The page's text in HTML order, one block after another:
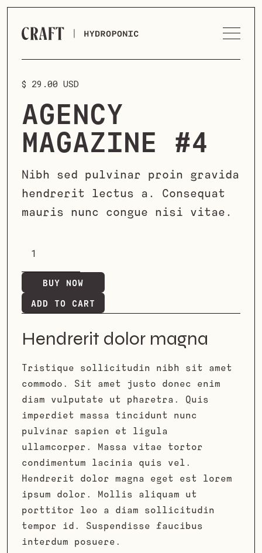
$ 29.00 USD
AGENCY
MAGAZINE #4
Nibh sed pulvinar proin gravida
hendrerit lectus a. Consequat
mauris nunc congue nisi vitae.
BUY NOW
Hendrerit dolor magna
Tristique sollicitudin nibh sit amet
commodo. Sit amet justo donec enim
diam vulputate ut pharetra. Quis
imperdiet massa tincidunt nunc
pulvinar sapien et ligula
ullamcorper. Massa vitae tortor
condimentum lacinia quis vel.
Hendrerit dolor magna eget est lorem
ipsum dolor. Mollis aliquam ut
porttitor leo a diam sollicitudin
tempor id. Suspendisse faucibus
interdum posuere.